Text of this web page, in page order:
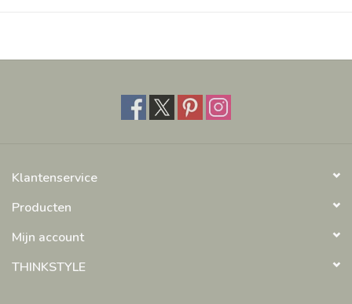
Klantenservice
Producten
Mijn account
THINKSTYLE